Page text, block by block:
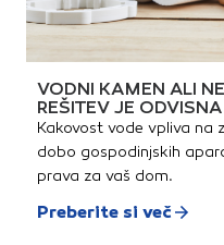
VODNI KAMEN ALI
REŠITEV JE
Kakovost vode vpliva na
dobo gospodinjskih
prava za vaš dom.
Preberite si več